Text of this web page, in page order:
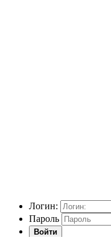
Логин:
Пароль
Войти